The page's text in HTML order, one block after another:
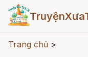
Trang chủ >